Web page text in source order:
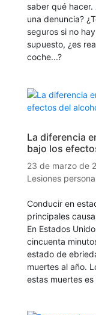
saber qué hacer.
una denuncia?
seguros si no
supuesto, ¿es
coche...?
La diferencia
bajo los
23 de marzo de
Lesiones
Conducir en
principales
En Estados
cincuenta
estado de
muertes al año.
estas muertes es